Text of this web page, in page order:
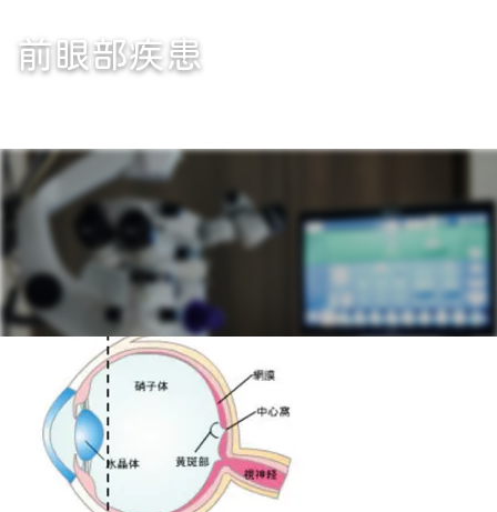
前眼部疾患
前眼部疾患とは